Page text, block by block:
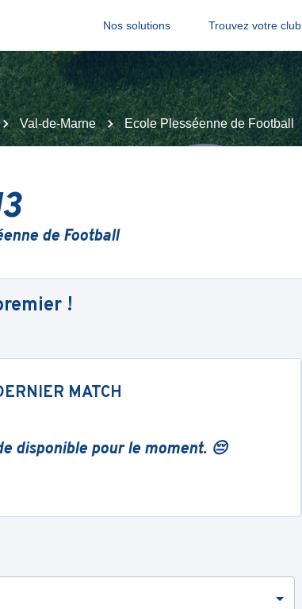
Nos solutions Trouvez votre club
Val-de-Marne Ecole Plesséenne de Football
de Football
!
MATCH
disponible pour le moment. 😔